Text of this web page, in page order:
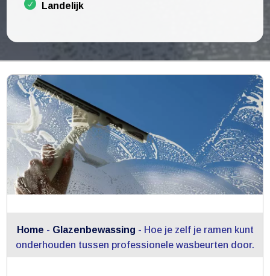
Landelijk
Home - Glazenbewassing - Hoe je zelf je ramen kunt
onderhouden tussen professionele wasbeurten door.​